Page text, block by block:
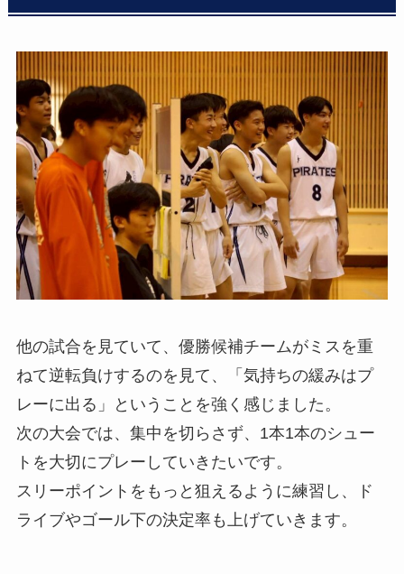
他の試合を見ていて、優勝候補チームがミスを重
ねて逆転負けするのを見て、「気持ちの緩みはプ
レーに出る」ということを強く感じました。
次の大会では、集中を切らさず、1本1本のシュー
トを大切にプレーしていきたいです。
スリーポイントをもっと狙えるように練習し、ド
ライブやゴール下の決定率も上げていきます。